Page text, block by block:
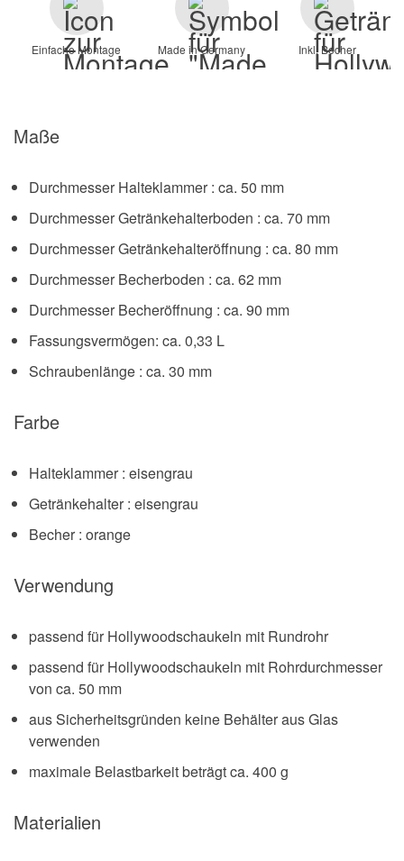
Einfache Montage Made in Germany Inkl. Becher
Maße
Durchmesser Halteklammer : ca. 50 mm
Durchmesser Getränkehalterboden : ca. 70 mm
Durchmesser Getränkehalteröffnung : ca. 80 mm
Durchmesser Becherboden : ca. 62 mm
Durchmesser Becheröffnung : ca. 90 mm
Fassungsvermögen: ca. 0,33 L
Schraubenlänge : ca. 30 mm
Farbe
Halteklammer : eisengrau
Getränkehalter : eisengrau
Becher : orange
Verwendung
passend für Hollywoodschaukeln mit Rundrohr
passend für Hollywoodschaukeln mit Rohrdurchmesser
von ca. 50 mm
aus Sicherheitsgründen keine Behälter aus Glas
verwenden
maximale Belastbarkeit beträgt ca. 400 g
Materialien